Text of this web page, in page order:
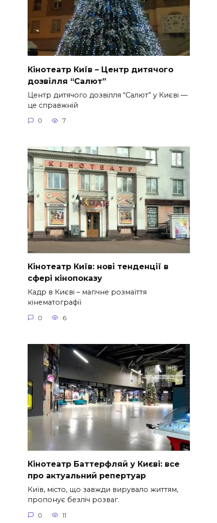
Кінотеатр Київ – Центр дитячого
дозвілля “Салют”
Центр дитячого дозвілля “Салют” у Києві —
це справжній
0 7
Кінотеатр Київ: нові тенденції в
сфері кінопоказу
Кадр в Києві – магічне розмаїття
кінематографії
0 6
Кінотеатр Баттерфляй у Києві: все
про актуальний репертуар
Київ, місто, що завжди вирувало життям,
пропонує безліч розваг.
0 11